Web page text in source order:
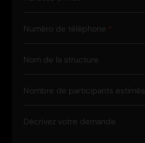
Numéro de téléphone
Nom de la structure
Nombre de participants estimés
Décrivez votre demande